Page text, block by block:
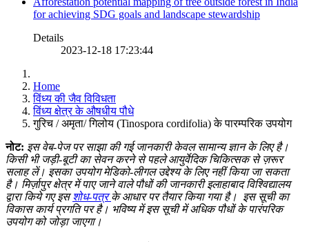
for achieving SDG goals and landscape stewardship
Details
2023-12-18 17:23:44
Home
विंध्य की जैव विविधता
विंध्य क्षेत्र के औषधीय पौधे
गुरिच / अमृता/ गिलोय (Tinospora cordifolia) के पारम्परिक उपयोग
नोट: इस वेब-पेज पर साझा की गई जानकारी केवल सामान्य ज्ञान के लिए है।
किसी भी जड़ी-बूटी का सेवन करने से पहले आयुर्वेदिक चिकित्सक से ज़रूर
सलाह लें। इसका उपयोग मेडिको-लीगल उद्देश्य के लिए नहीं किया जा सकता
है। मिर्ज़ापुर क्षेत्र में पाए जाने वाले पौधों की जानकारी इलाहाबाद विश्विद्यालय
द्वारा किये गए इसशोध-पत्रके आधार पर तैयार किया गया है। इस सूची का
विकास कार्य प्रगति पर है। भविष्य में इस सूची में अधिक पौधों के पारंपरिक
उपयोग को जोड़ा जाएगा।